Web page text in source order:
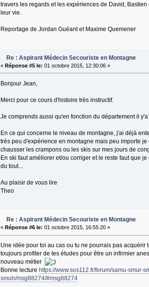
travers les regards et les expériences de David,
leur vie.
Reportage de Jordan Guéant et Maxime Quemener
Re : Aspirant Médecin Secouriste en Montagne
« Réponse #5 le: 01 octobre 2015, 12:30:06 »
Bonjour Jean,
Merci pour ce cours d'histoire très instructif.
Je comprends aussi qu'en fonction du département il
En ce qui concerne le niveau de montagne, j'ai déjà
très peu d'expérience en montagne mais peu importe
chausser les crampons ou les skis sur mes jours de
En ski faut améliorer et/ou corriger et le reste faut que
du tout...
Au plaisir de vous lire
Theo
Re : Aspirant Médecin Secouriste en Montagne
« Réponse #6 le: 01 octobre 2015, 16:55:20 »
Une idée pour toi au cas ou tu ne pourrais pas acquérir
toujours profiter de tes études pour être un infirmier
nouveau métier
Bonne lecture https://www.sos112.fr/forum/samu-smur-
smuh/msg88274/#msg88274